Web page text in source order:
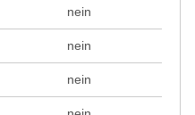
nein
nein
nein